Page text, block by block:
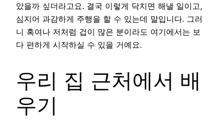
았을까 싶더라고요. 결국 이렇게 닥치면 해낼 일이고,
심지어 과감하게 주행을 할 수 있는데 말입니다. 그러
니 혹여나 저처럼 겁이 많은 분이라도 여기에서는 보
다 편하게 시작하실 수 있을 거예요.
우리 집 근처에서 배
우기